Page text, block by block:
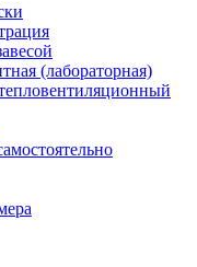
(лабораторная)